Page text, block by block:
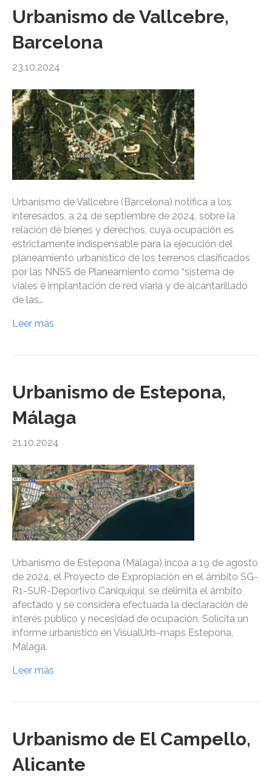
Urbanismo de Vallcebre,
Barcelona
23.10.2024
Urbanismo de Vallcebre (Barcelona) notifica a los
interesados, a 24 de septiembre de 2024, sobre la
relación de bienes y derechos, cuya ocupación es
estrictamente indispensable para la ejecución del
planeamiento urbanístico de los terrenos clasificados
por las NNSS de Planeamiento como “sistema de
viales e implantación de red viaria y de alcantarillado
de las…
Leer más
Urbanismo de Estepona,
Málaga
21.10.2024
Urbanismo de Estepona (Málaga) incoa a 19 de agosto
de 2024, el Proyecto de Expropiación en el ámbito SG-
R1-SUR-Deportivo Caniquiqui, se delimita el ámbito
afectado y se considera efectuada la declaración de
interés público y necesidad de ocupación. Solicita un
informe urbanístico en VisualUrb-maps Estepona,
Málaga.
Leer más
Urbanismo de El Campello,
Alicante